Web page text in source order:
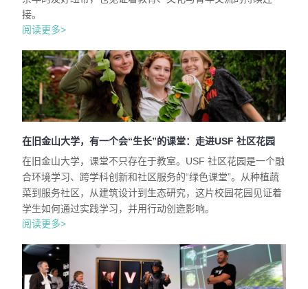
接。
阅读更多>
在旧金山大学，有一个会“生长”的课堂：走进USF 社区花园
在旧金山大学，课堂不只存在于教室。USF 社区花园是一个融
合环境学习、跨学科创新和社区服务的“绿色课堂”。从种植蔬
菜到服务社区，从建筑设计到生态研究，这片校园花园见证着
学生如何通过实践学习，并用行动创造影响。
阅读更多>